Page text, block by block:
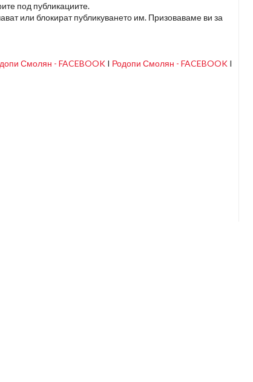
под публикациите.
или блокират публикуването им. Призоваваме ви за
Смолян - FACEBOOK I Родопи Смолян - FACEBOOK I